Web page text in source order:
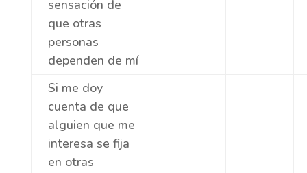
sensación de
que otras
personas
dependen de mí
Si me doy
cuenta de que
alguien que me
interesa se fija
en otras